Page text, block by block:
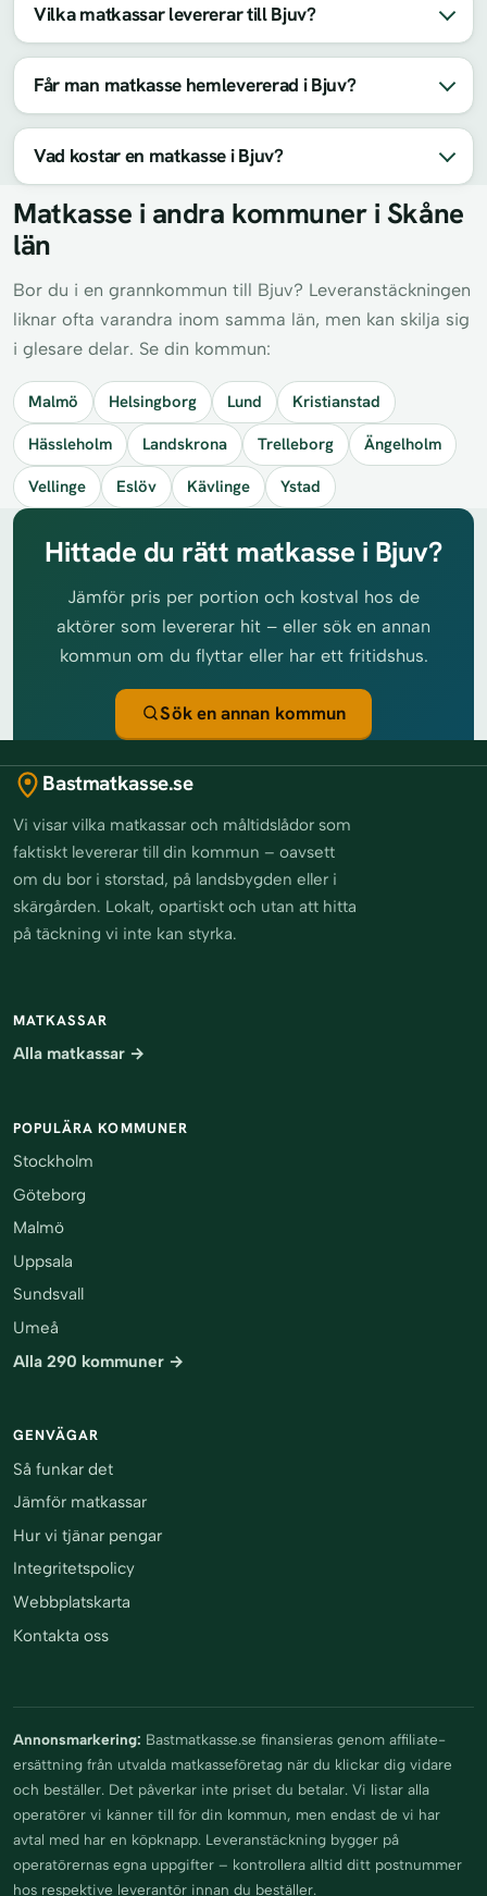
Vilka matkassar levererar till Bjuv?
Får man matkasse hemlevererad i Bjuv?
Vad kostar en matkasse i Bjuv?
Matkasse i andra kommuner i Skåne
län
Bor du i en grannkommun till Bjuv? Leveranstäckningen
liknar ofta varandra inom samma län, men kan skilja sig
i glesare delar. Se din kommun:
Malmö Helsingborg Lund
Kristianstad
Hässleholm
Landskrona Trelleborg
Ängelholm
Vellinge
Eslöv Kävlinge Ystad
Hittade du rätt matkasse i Bjuv?
Jämför pris per portion och kostval hos de
aktörer som levererar hit – eller sök en annan
kommun om du flyttar eller har ett fritidshus.
Sök en annan kommun
Bastmatkasse.se
Vi visar vilka matkassar och måltidslådor som
faktiskt levererar till din kommun – oavsett
om du bor i storstad, på landsbygden eller i
skärgården. Lokalt, opartiskt och utan att hitta
på täckning vi inte kan styrka.
MATKASSAR
Alla matkassar →
POPULÄRA KOMMUNER
Stockholm
Göteborg
Malmö
Uppsala
Sundsvall
Umeå
Alla 290 kommuner →
GENVÄGAR
Så funkar det
Jämför matkassar
Hur vi tjänar pengar
Integritetspolicy
Webbplatskarta
Kontakta oss
Annonsmarkering: Bastmatkasse.se finansieras genom affiliate-
ersättning från utvalda matkasseföretag när du klickar dig vidare
och beställer. Det påverkar inte priset du betalar. Vi listar alla
operatörer vi känner till för din kommun, men endast de vi har
avtal med har en köpknapp. Leveranstäckning bygger på
operatörernas egna uppgifter – kontrollera alltid ditt postnummer
hos respektive leverantör innan du beställer.